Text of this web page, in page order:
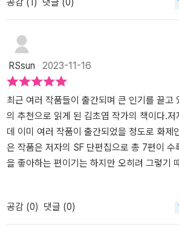
지할 수 있다. 친구의 부탁으로 ‘마리’에게 춤
생적 모그인 ‘마리’가 과연 춤을 배울 수 있을
정 반으로 무용 수업을 시작한다. 레슨을 한 지
리’는 관객들 앞에서 공연을 하게 되었다고 ‘나’
‘마리’의 권유로 ‘플루이드’를 체험하게 되고 ‘
했던 진짜 이유를 알게 되는데……. “사랑과 이해는 같지 않다. 진은
그것에 동의할 수 없어 긴 취재를 시작했다.” _
식하고 싶어 하는 ‘로라’와 그런 ‘로라’를 이해
행을 떠나는 ‘진’의 이야기. 우리는 ‘로라’와 ‘
랑’과 ‘이해’는 같지 않다는 걸 깨닫는다. 누
이라는 것도. 하지만 여전히 삶에는 사랑과
도. - 몸의 위치와 움직임을 감지하는 고유수
‘로라’는 어느 날, ‘진’에게 뇌의 잘못된 지도
히 쉽고 어렵고의 문제가 아니라 독자가 그 장
정을 느꼈을 지를 확인하게 한다는 점에서 작
팔려서 주목받는 작가가 아닌 스스로 성장하
다. 이번에 발표된 장편과 단편집을 연달아 읽은 이들이 단편집에 압
도적으로 후한 평가를 내고는 했는데 그 이유
었다.
로라는 장난기 어린 표정으로 씩 웃었습니다.
라를 사랑하고 있다는 사실을 알았어요. 동시
면 영원히 이해할 수 없으리라는 것도요. 하지
나쁘지는 않았습니다.사랑하지만 끝내 이해
도 있지 않나요.(126쪽)길고 긴 동면에서 깨
을 만나며 겪는 어려움을 쓴 이야기도 있었다
는 것들이 이곳을 덜 미워하게 하지는 않아.
는 거야. 다른 모든 것처럼.˝(182쪽)엄마를
엄마를 덜 미워하게 하지는 않지. 그래도 지금
느껴지니 미워하는 마음이 많이 가시긴 했지
음이 착잡하다.종교에 대한 이야기도 있었다.
그 사람들의 수명이 현저하게 짧은 이유는,
있던 거대 생명체 때문인데, 사람은 그 거대 생
고, 행성은 그 거대 생명체가 있어야 살 수 있
RSsun 2023-11-16
최근 여러 작품들이 출간되며 큰 인기를 끌고
의 추천으로 읽게 된 김초엽 작가의 책이다.저
데 이미 여러 작품이 출간되었을 정도로 화제
은 작품은 저자의 SF 단편집으로 총 7편이 수
을 좋아하는 편이기는 하지만 오히려 그렇기
는 작가의 작품들이었지만 수록된 7편 모두
있었다. (e북으로 읽었는데 해당 콘텐츠에 페
서 발췌문에 페이지를 표기하지 못했다.)​책을
공감 (0) 댓글 (0)